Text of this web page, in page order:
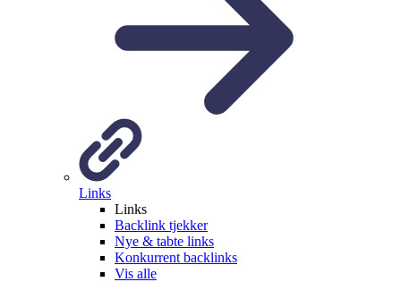
Links
Links
Backlink tjekker
Nye & tabte links
Konkurrent backlinks
Vis alle